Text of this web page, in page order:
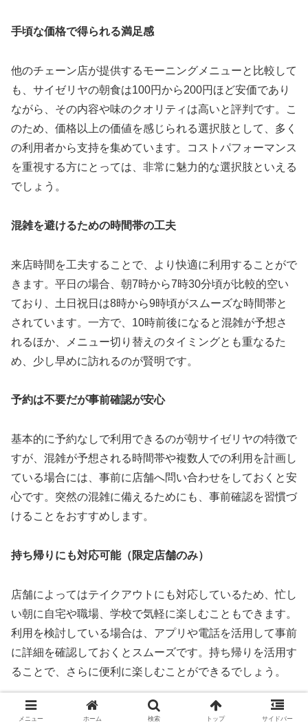
手頃な価格で得られる満足感
他のチェーン店が提供するモーニングメニューと比較して
も、サイゼリヤの朝食は100円から200円ほど安価であり
ながら、その内容や味のクオリティは高いと評判です。こ
のため、価格以上の価値を感じられる選択肢として、多く
の利用者から支持を集めています。コストパフォーマンス
を重視する方にとっては、非常に魅力的な選択肢といえる
でしょう。
混雑を避けるための時間帯の工夫
来店時間を工夫することで、より快適に利用することがで
きます。平日の場合、朝7時から7時30分頃が比較的空い
ており、土日祝日は8時から9時頃がスムーズな時間帯と
されています。一方で、10時前後になると混雑が予想さ
れるほか、メニュー切り替えのタイミングとも重なるた
め、少し早めに訪れるのが賢明です。
予約は不要だが事前確認が安心
基本的に予約なしで利用できるのが朝サイゼリヤの特徴で
すが、混雑が予想される時間帯や複数人での利用を計画し
ている場合には、事前に店舗へ問い合わせをしておくと安
心です。突然の混雑に備えるためにも、事前確認を習慣づ
けることをおすすめします。
持ち帰りにも対応可能（限定店舗のみ）
店舗によってはテイクアウトにも対応しているため、忙し
い朝に自宅や職場、学校で気軽に楽しむこともできます。
利用を検討している場合は、アプリや電話を活用して事前
に詳細を確認しておくとスムーズです。持ち帰りを活用す
ることで、さらに便利に楽しむことができるでしょう。
雑学 朝サイゼ モーニングメニュー 朝サイゼ 店舗
メニュー ホーム 検索 トップ サイドバー